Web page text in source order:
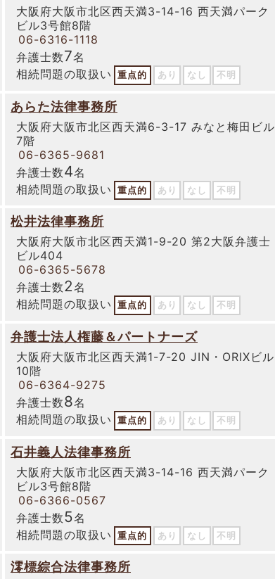
大阪府大阪市北区西天満3-14-16 西天満パーク
ビル3号館8階
06-6316-1118
弁護士数7名
相続問題の取扱い
重点的 あり なし 不明
あらた法律事務所
大阪府大阪市北区西天満6-3-17 みなと梅田ビル
7階
06-6365-9681
弁護士数4名
相続問題の取扱い
重点的 あり なし 不明
松井法律事務所
大阪府大阪市北区西天満1-9-20 第2大阪弁護士
ビル404
06-6365-5678
弁護士数2名
相続問題の取扱い
重点的 あり なし 不明
弁護士法人権藤＆パートナーズ
大阪府大阪市北区西天満1-7-20 JIN・ORIXビル
10階
06-6364-9275
弁護士数8名
相続問題の取扱い
重点的 あり なし 不明
石井義人法律事務所
大阪府大阪市北区西天満3-14-16 西天満パーク
ビル3号館8階
06-6366-0567
弁護士数5名
相続問題の取扱い
重点的 あり なし 不明
澪標綜合法律事務所